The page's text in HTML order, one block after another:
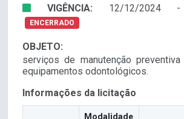
VIGÊNCIA: 12/12/2024
ENCERRADO
OBJETO:
serviços de manutenção
equipamentos odontológicos.
Informações da licitação
Modalidade